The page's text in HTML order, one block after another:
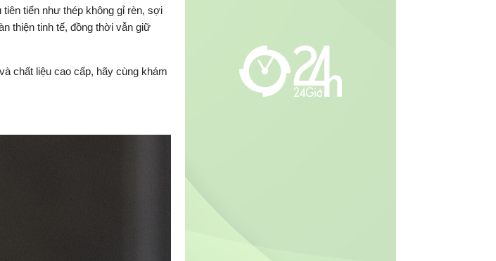
tiến như thép không gỉ rèn, sợi
thiện tinh tế, đồng thời vẫn giữ
chất liệu cao cấp, hãy cùng khám